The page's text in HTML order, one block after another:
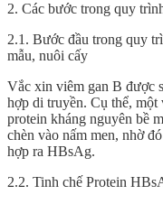
2. Các bước trong quy
2.1. Bước đầu trong quy
mẫu, nuôi cấy
Vắc xin viêm gan B được
hợp di truyền. Cụ thể, một
protein kháng nguyên bề
chèn vào nấm men, nhờ
hợp ra HBsAg.
2.2. Tinh chế Protein